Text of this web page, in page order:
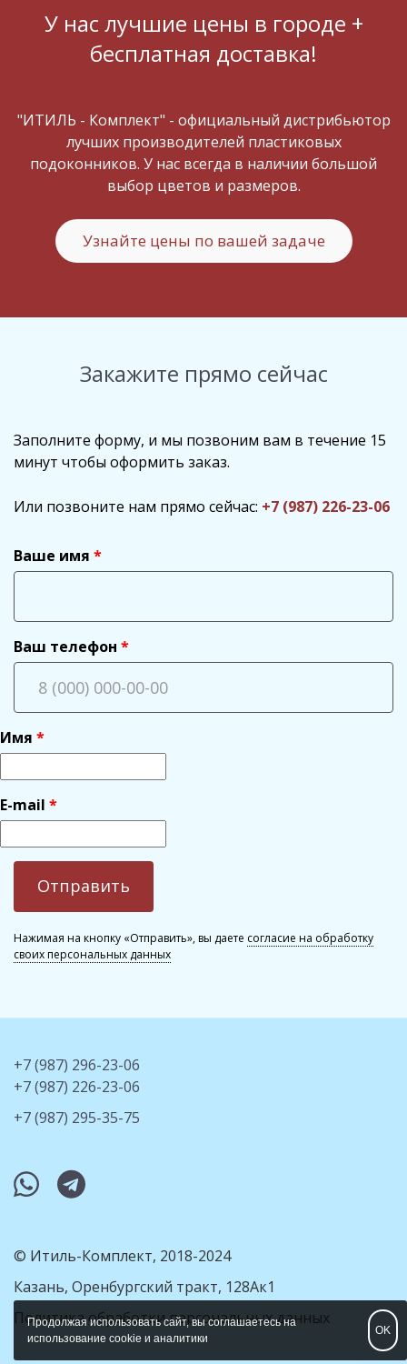
У нас лучшие цены в городе +
бесплатная доставка!
"ИТИЛЬ - Комплект" - официальный дистрибьютор
лучших производителей пластиковых
подоконников. У нас всегда в наличии большой
выбор цветов и размеров.
Узнайте цены по вашей задаче
Закажите прямо сейчас
Заполните форму, и мы позвоним вам в течение 15
минут чтобы оформить заказ.
Или позвоните нам прямо сейчас: +7 (987) 226-23-06
Ваше имя
Ваш телефон
Имя
E-mail
Нажимая на кнопку «Отправить», вы даете согласие на обработку
своих персональных данных
+7 (987) 296-23-06
+7 (987) 226-23-06
+7 (987) 295-35-75
whatsapptelegram
© Итиль-Комплект, 2018-2024
Казань, Оренбургский тракт, 128Ак1
Политика обработки персональных данных
Продолжая использовать сайт, вы соглашаетесь на
использование cookie и аналитики
OK